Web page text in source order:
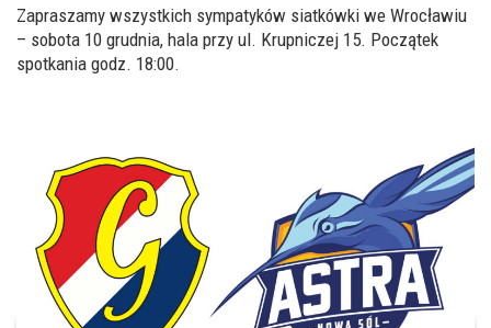
Zapraszamy wszystkich sympatyków siatkówki we Wrocławiu
– sobota 10 grudnia, hala przy ul. Krupniczej 15. Początek
spotkania godz. 18:00.